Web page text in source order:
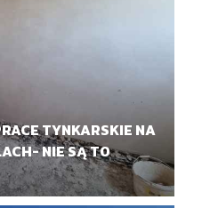
TYNKARSKIE NA
NIE SĄ TO